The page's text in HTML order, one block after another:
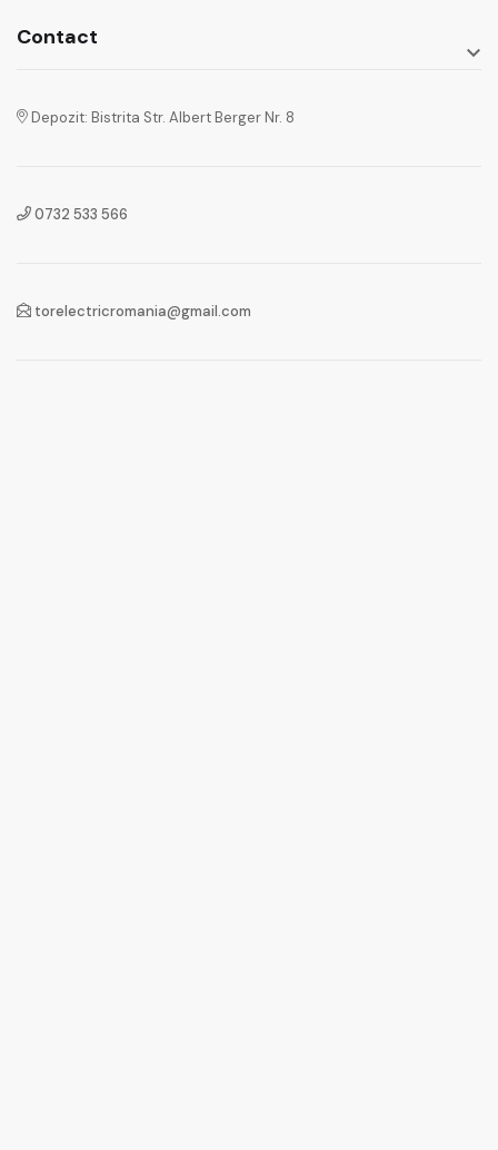
Contact

Depozit: Bistrita Str. Albert Berger Nr. 8
0732 533 566
torelectricromania@gmail.com